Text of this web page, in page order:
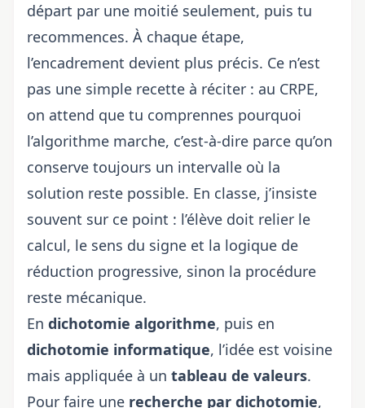
départ par une moitié seulement, puis tu
recommences. À chaque étape,
l’encadrement devient plus précis. Ce n’est
pas une simple recette à réciter : au CRPE,
on attend que tu comprennes pourquoi
l’algorithme marche, c’est-à-dire parce qu’on
conserve toujours un intervalle où la
solution reste possible. En classe, j’insiste
souvent sur ce point : l’élève doit relier le
calcul, le sens du signe et la logique de
réduction progressive, sinon la procédure
reste mécanique.
En dichotomie algorithme, puis en
dichotomie informatique, l’idée est voisine
mais appliquée à un tableau de valeurs.
Pour faire une recherche par dichotomie,